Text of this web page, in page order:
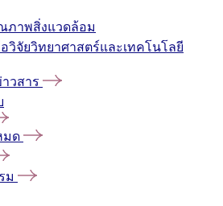
ภาพสิ่งแวดล้อม
วิจัยวิทยาศาสตร์และเทคโนโลยี
วสาร
มด
ม